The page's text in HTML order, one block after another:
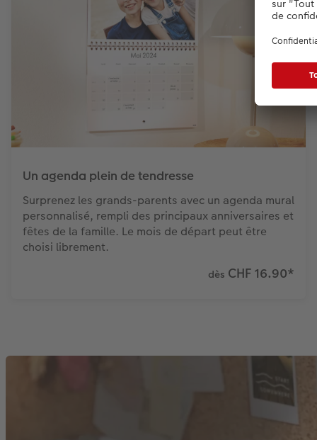
Un agenda plein de tendresse
Surprenez les grands-parents avec un agenda mural
personnalisé, rempli des principaux anniversaires et
fêtes de la famille. Le mois de départ peut être
choisi librement.
dès CHF 16.90*